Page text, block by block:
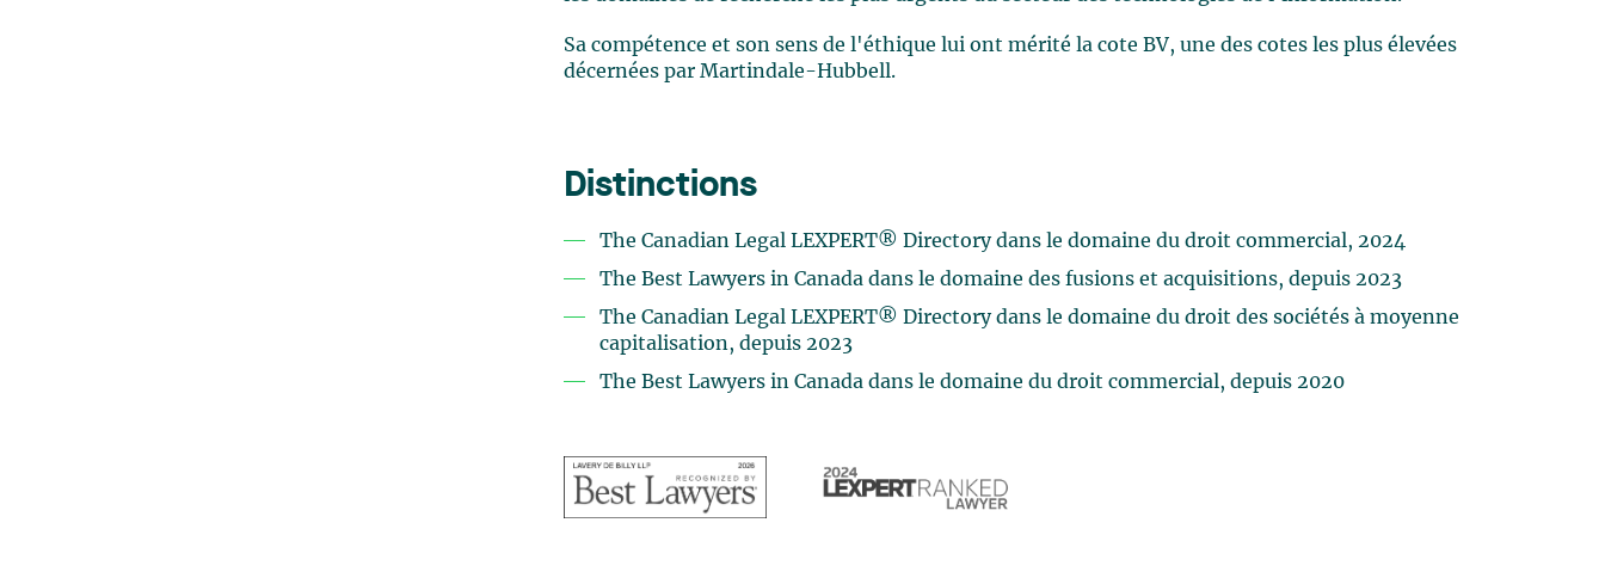
Sa compétence et son sens de l'éthique lui ont mérité la cote BV, une des cotes les plus élevées
décernées par Martindale-Hubbell.
Distinctions
The Canadian Legal LEXPERT® Directory dans le domaine du droit commercial, 2024
The Best Lawyers in Canada dans le domaine des fusions et acquisitions, depuis 2023
The Canadian Legal LEXPERT® Directory dans le domaine du droit des sociétés à moyenne
capitalisation, depuis 2023
The Best Lawyers in Canada dans le domaine du droit commercial, depuis 2020